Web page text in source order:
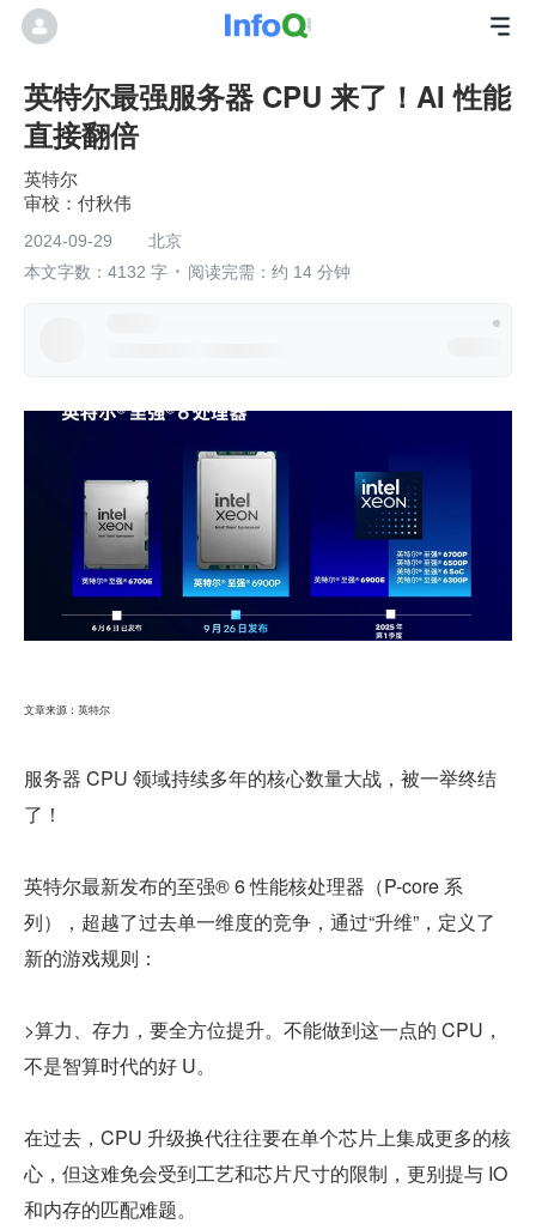
英特尔最强服务器 CPU 来了！AI 性能
直接翻倍
英特尔
付秋伟
2024-09-29
北京
本文字数：4132 字
阅读完需：约 14 分钟
文章来源：英特尔
服务器 CPU 领域持续多年的核心数量大战，被一举终结
了！
英特尔最新发布的至强® 6 性能核处理器（P-core 系
列），超越了过去单一维度的竞争，通过“升维”，定义了
新的游戏规则：
>算力、存力，要全方位提升。不能做到这一点的 CPU，
不是智算时代的好 U。
在过去，CPU 升级换代往往要在单个芯片上集成更多的核
心，但这难免会受到工艺和芯片尺寸的限制，更别提与 IO
和内存的匹配难题。